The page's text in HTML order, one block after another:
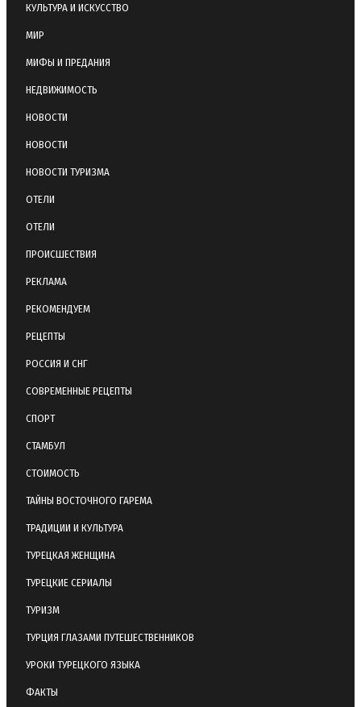
КУЛЬТУРА И ИСКУССТВО
МИР
МИФЫ И ПРЕДАНИЯ
НЕДВИЖИМОСТЬ
НОВОСТИ
НОВОСТИ
НОВОСТИ ТУРИЗМА
ОТЕЛИ
ОТЕЛИ
ПРОИСШЕСТВИЯ
РЕКЛАМА
РЕКОМЕНДУЕМ
РЕЦЕПТЫ
РОССИЯ И СНГ
СОВРЕМЕННЫЕ РЕЦЕПТЫ
СПОРТ
СТАМБУЛ
СТОИМОСТЬ
ТАЙНЫ ВОСТОЧНОГО ГАРЕМА
ТРАДИЦИИ И КУЛЬТУРА
ТУРЕЦКАЯ ЖЕНЩИНА
ТУРЕЦКИЕ СЕРИАЛЫ
ТУРИЗМ
ТУРЦИЯ ГЛАЗАМИ ПУТЕШЕСТВЕННИКОВ
УРОКИ ТУРЕЦКОГО ЯЗЫКА
ФАКТЫ